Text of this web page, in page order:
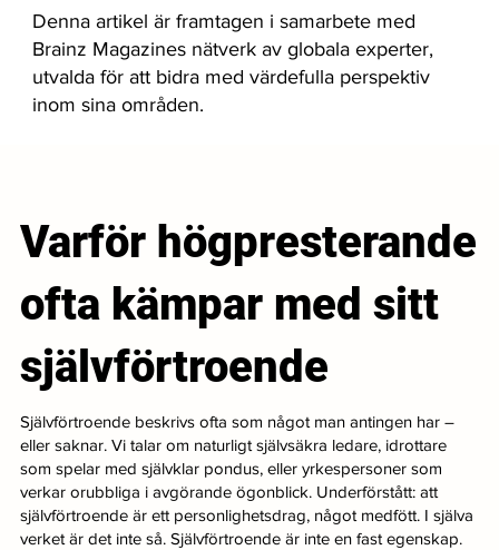
Denna artikel är framtagen i samarbete med
Brainz Magazines nätverk av globala experter,
utvalda för att bidra med värdefulla perspektiv
inom sina områden.
Varför högpresterande
ofta kämpar med sitt
självförtroende
Självförtroende beskrivs ofta som något man antingen har –
eller saknar. Vi talar om naturligt självsäkra ledare, idrottare
som spelar med självklar pondus, eller yrkespersoner som
verkar orubbliga i avgörande ögonblick. Underförstått: att
självförtroende är ett personlighetsdrag, något medfött. I själva
verket är det inte så. Självförtroende är inte en fast egenskap.